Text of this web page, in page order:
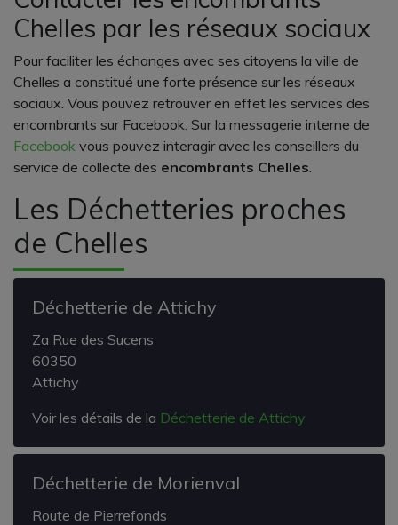
Chelles par les réseaux sociaux
Pour faciliter les échanges avec ses citoyens la ville de
Chelles a constitué une forte présence sur les réseaux
sociaux. Vous pouvez retrouver en effet les services des
encombrants sur Facebook. Sur la messagerie interne de
Facebook vous pouvez interagir avec les conseillers du
service de collecte des encombrants Chelles
Les Déchetteries proches
de Chelles
Déchetterie de Attichy
Za Rue des Sucens
60350
Attichy
Voir les détails de la Déchetterie de Attichy
Déchetterie de Morienval
Route de Pierrefonds